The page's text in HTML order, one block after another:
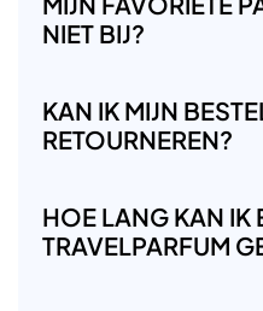
NIET BIJ?
KAN IK MIJN
RETOURNEREN?
HOE LANG KAN IK
TRAVELPARFUM